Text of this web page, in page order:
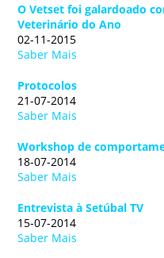
O Vetset foi galardoado
Veterinário do Ano
02-11-2015
Saber Mais
Protocolos
21-07-2014
Saber Mais
Workshop de
18-07-2014
Saber Mais
Entrevista à Setúbal TV
15-07-2014
Saber Mais